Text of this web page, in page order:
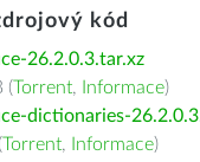
kód
26.2.0.3.tar.xz
(Torrent, Informace)
dictionaries-
Torrent, Informace)